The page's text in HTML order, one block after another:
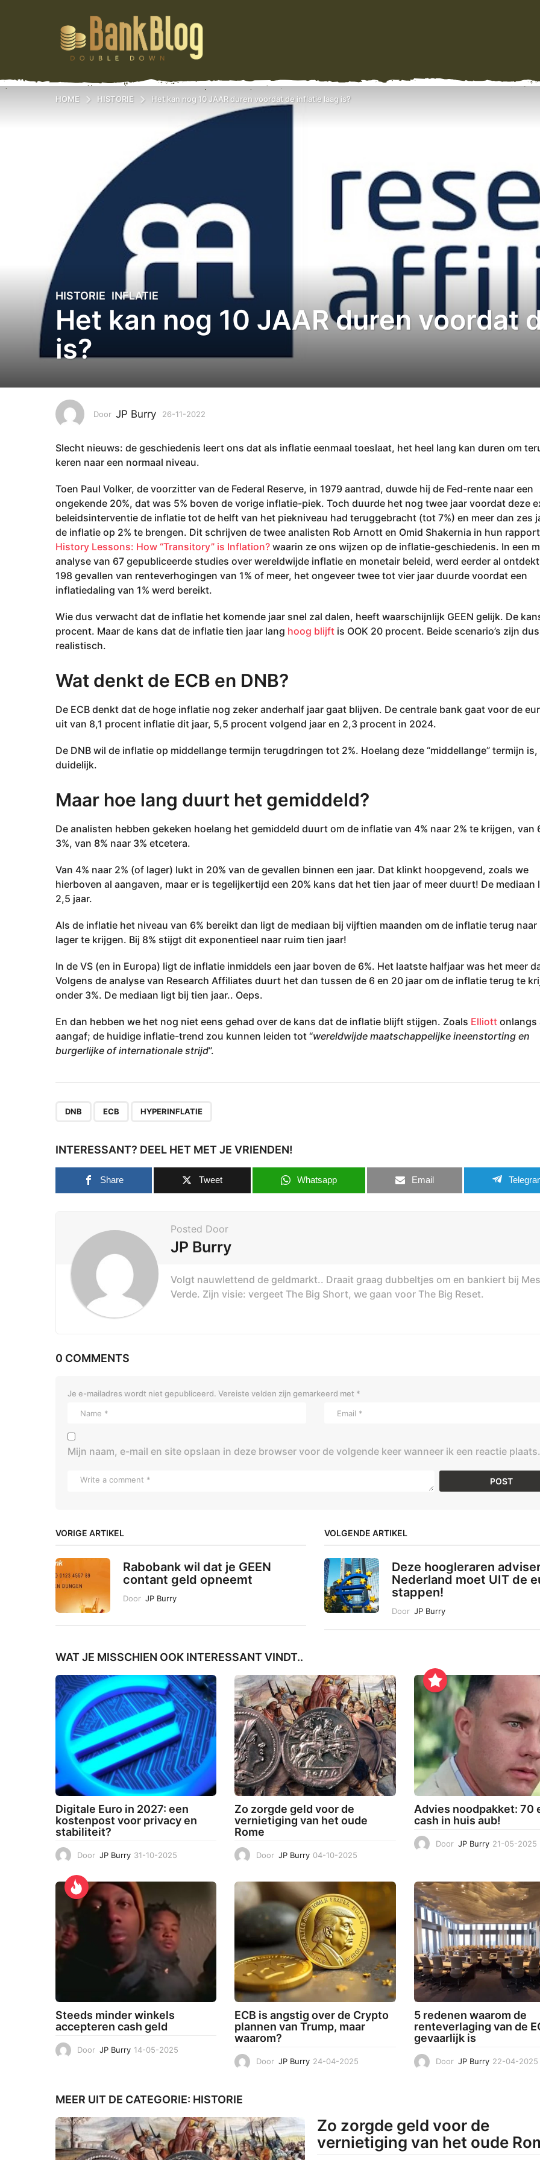
HOME HISTORIE Het kan nog 10 JAAR duren voordat de inflatie laag is?
2
6
1
1
2
2
4
-
1
1
-
2
0
2
4
HISTORIE ,INFLATIE
Het kan nog 10 JAAR duren voordat
is?
Door JP Burry 26-11-2022
1
0
2
4
Slecht nieuws: de geschiedenis leert ons dat als inflatie eenmaal toeslaat, het heel lang kan duren om
keren naar een normaal niveau.
Toen Paul Volker, de voorzitter van de Federal Reserve, in 1979 aantrad, duwde hij de Fed-rente naar een
ongekende 20%, dat was 5% boven de vorige inflatie-piek. Toch duurde het nog twee jaar voordat deze
beleidsinterventie de inflatie tot de helft van het piekniveau had teruggebracht (tot 7%) en meer dan zes
de inflatie op 2% te brengen. Dit schrijven de twee analisten Rob Arnott en Omid Shakernia in hun rapport
History Lessons: How “Transitory” is Inflation? waarin ze ons wijzen op de inflatie-geschiedenis. In een
analyse van 67 gepubliceerde studies over wereldwijde inflatie en monetair beleid, werd eerder al
198 gevallen van renteverhogingen van 1% of meer, het ongeveer twee tot vier jaar duurde voordat een
inflatiedaling van 1% werd bereikt.
Wie dus verwacht dat de inflatie het komende jaar snel zal dalen, heeft waarschijnlijk GEEN gelijk. De
procent. Maar de kans dat de inflatie tien jaar lang hoog blijft is OOK 20 procent. Beide scenario’s zijn
realistisch.
Wat denkt de ECB en DNB?
De ECB denkt dat de hoge inflatie nog zeker anderhalf jaar gaat blijven. De centrale bank gaat voor de
uit van 8,1 procent inflatie dit jaar, 5,5 procent volgend jaar en 2,3 procent in 2024.
De DNB wil de inflatie op middellange termijn terugdringen tot 2%. Hoelang deze “middellange” termijn
duidelijk.
Maar hoe lang duurt het gemiddeld?
De analisten hebben gekeken hoelang het gemiddeld duurt om de inflatie van 4% naar 2% te krijgen, van
3%, van 8% naar 3% etcetera.
Van 4% naar 2% (of lager) lukt in 20% van de gevallen binnen een jaar. Dat klinkt hoopgevend, zoals we
hierboven al aangaven, maar er is tegelijkertijd een 20% kans dat het tien jaar of meer duurt! De mediaan
2,5 jaar.
Als de inflatie het niveau van 6% bereikt dan ligt de mediaan bij vijftien maanden om de inflatie terug naar
lager te krijgen. Bij 8% stijgt dit exponentieel naar ruim tien jaar!
In de VS (en in Europa) ligt de inflatie inmiddels een jaar boven de 6%. Het laatste halfjaar was het meer
Volgens de analyse van Research Affiliates duurt het dan tussen de 6 en 20 jaar om de inflatie terug te
onder 3%. De mediaan ligt bij tien jaar.. Oeps.
En dan hebben we het nog niet eens gehad over de kans dat de inflatie blijft stijgen. Zoals Elliott onlangs
aangaf; de huidige inflatie-trend zou kunnen leiden tot “wereldwijde maatschappelijke ineenstorting en
burgerlijke of internationale strijd”.
DNB ECB HYPERINFLATIE
INTERESSANT? DEEL HET MET JE VRIENDEN!
Share Tweet Whatsapp Email
Posted Door
JP Burry
Volgt nauwlettend de geldmarkt.. Draait graag dubbeltjes om en bankiert bij
Verde. Zijn visie: vergeet The Big Short, we gaan voor The Big Reset.
0 COMMENTS
Je e-mailadres wordt niet gepubliceerd. Vereiste velden zijn gemarkeerd met *
Mijn naam, e-mail en site opslaan in deze browser voor de volgende keer wanneer ik een reactie plaats.
VORIGE ARTIKEL
Rabobank wil dat je GEEN
contant geld opneemt
Door JP Burry
VOLGENDE ARTIKEL
Deze hoogleraren
Nederland moet UIT de
stappen!
Door JP Burry
WAT JE MISSCHIEN OOK INTERESSANT VINDT..
Digitale Euro in 2027: een
kostenpost voor privacy en
stabiliteit?
Door JP Burry 31-10-2025
-
2
5
Zo zorgde geld voor de
vernietiging van het oude
Rome
Door JP Burry 04-10-2025
-
2
0
2
5
Advies noodpakket: 70
cash in huis aub!
Door JP Burry 21-05-2025
2
Steeds minder winkels
accepteren cash geld
Door JP Burry 14-05-2025
5
2
0
2
5
ECB is angstig over de Crypto
plannen van Trump, maar
waarom?
Door JP Burry 24-04-2025
2
0
5 redenen waarom de
renteverlaging van de
gevaarlijk is
Door JP Burry 22-04-2025
MEER UIT DE CATEGORIE: HISTORIE
Zo zorgde geld voor de
vernietiging van het oude